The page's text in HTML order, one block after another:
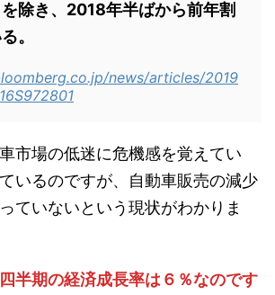
除き、2018年半ばから前年割
。
news/articles/2019
市場の低迷に危機感を覚えてい
いるのですが、自動車販売の減少
ていないという現状がわかりま
半期の経済成長率は６％なのです